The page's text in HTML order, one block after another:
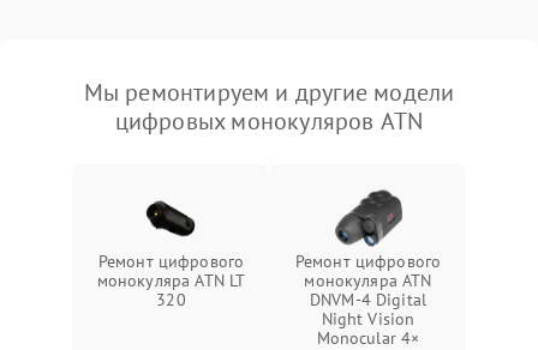
Мы ремонтируем и другие модели
цифровых монокуляров ATN
Ремонт цифрового
монокуляра ATN LT
320
Ремонт цифрового
монокуляра ATN
DNVM-4 Digital
Night Vision
Monocular 4×